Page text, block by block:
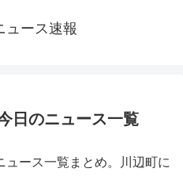
ュース速報
日のニュース一覧
ュース一覧まとめ。川辺町に